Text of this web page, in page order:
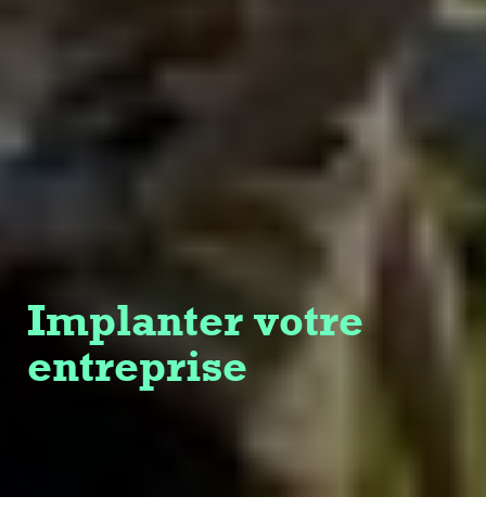
Implanter votre
entreprise